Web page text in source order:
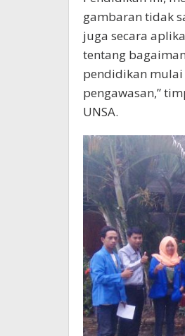
gambaran tidak
juga secara
tentang
pendidikan mulai
pengawasan,”
UNSA.